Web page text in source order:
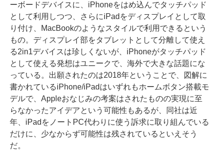
ーボードデバイスに、iPhoneをはめ込んでタッチパッド
として利用しつつ、さらにiPadをディスプレイとして取
り付け、MacBookのようなスタイルで利用できるという
もの。ディスプレイ部をタブレットとして分離して使え
る2in1デバイスは珍しくないが、iPhoneがタッチパッド
として使える発想はユニークで、海外で大きな話題にな
っている。出願されたのは2018年ということで、図解に
書かれているiPhone/iPadはいずれもホームボタン搭載モ
デルで、Appleおなじみの考案はされたものの実現に至
らなかったアイデアという可能性もあるが、同社は近
年、iPadをノートPC代わりに使う訴求に取り組んでいる
だけに、少なからず可能性は残されているといえそう
だ。